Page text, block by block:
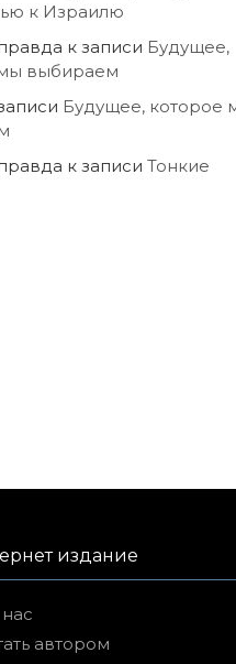
к Израилю
к записи Будущее,
выбираем
Будущее, которое
к записи Тонкие
издание
автором